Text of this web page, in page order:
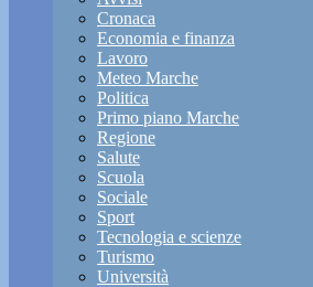
Cronaca
Economia e finanza
Lavoro
Meteo Marche
Politica
Primo piano Marche
Regione
Salute
Scuola
Sociale
Sport
Tecnologia e scienze
Turismo
Università